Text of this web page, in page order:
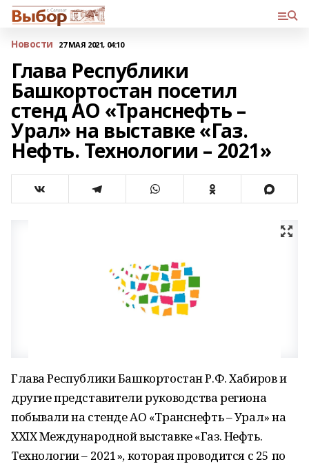
Новости 27 МАЯ 2021, 04:10
Глава Республики
Башкортостан посетил
стенд АО «Транснефть –
Урал» на выставке «Газ.
Нефть. Технологии – 2021»
Глава Республики Башкортостан Р.Ф. Хабиров и
другие представители руководства региона
побывали на стенде АО «Транснефть – Урал» на
XXIX Международной выставке «Газ. Нефть.
Технологии – 2021», которая проводится с 25 по